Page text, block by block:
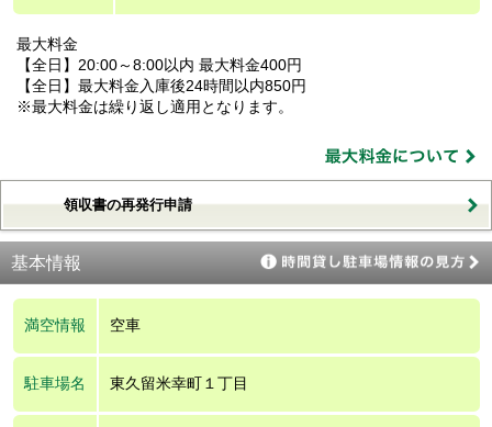
最大料金
【全日】20:00～8:00以内 最大料金400円
【全日】最大料金入庫後24時間以内850円
※最大料金は繰り返し適用となります。
領収書の再発行申請
基本情報
満空情報 空車
駐車場名 東久留米幸町１丁目